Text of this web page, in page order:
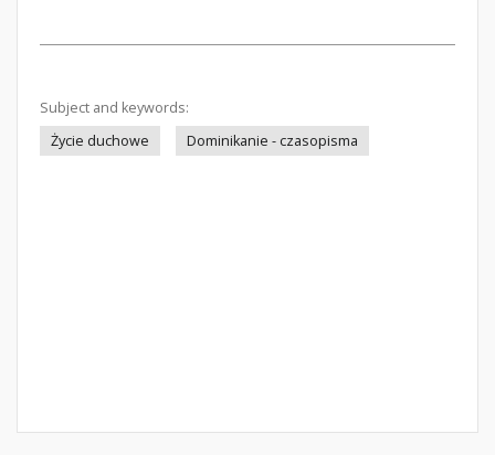
Subject and keywords:
Życie duchowe
Dominikanie - czasopisma